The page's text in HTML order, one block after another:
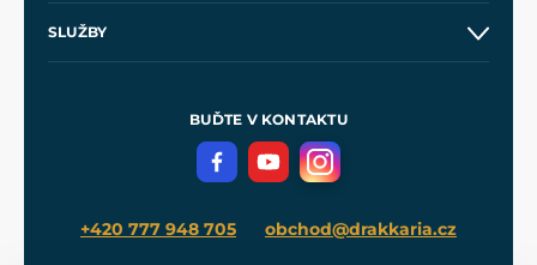
Velkoobchod
SLUŽBY
Meče pro Kingdom Come
BUĎTE V KONTAKTU
+420 777 948 705 obchod@drakkaria.cz